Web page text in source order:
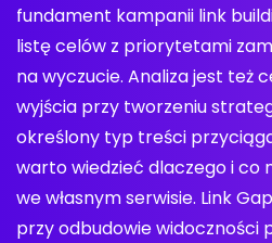
fundament kampanii link
listę celów z priorytetami
na wyczucie. Analiza jest też
wyjścia przy tworzeniu
określony typ treści
warto wiedzieć dlaczego i co
we własnym serwisie. Link
przy odbudowie widoczności